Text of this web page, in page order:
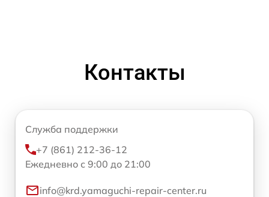
Контакты
Служба поддержки
+7 (861) 212-36-12
Ежедневно с 9:00 до 21:00
info@krd.yamaguchi-repair-center.ru